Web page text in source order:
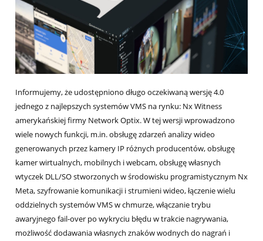
Informujemy, że udostępniono długo oczekiwaną wersję 4.0
jednego z najlepszych systemów VMS na rynku: Nx Witness
amerykańskiej firmy Network Optix. W tej wersji wprowadzono
wiele nowych funkcji, m.in. obsługę zdarzeń analizy wideo
generowanych przez kamery IP różnych producentów, obsługę
kamer wirtualnych, mobilnych i webcam, obsługę własnych
wtyczek DLL/SO stworzonych w środowisku programistycznym Nx
Meta, szyfrowanie komunikacji i strumieni wideo, łączenie wielu
oddzielnych systemów VMS w chmurze, włączanie trybu
awaryjnego fail-over po wykryciu błędu w trakcie nagrywania,
możliwość dodawania własnych znaków wodnych do nagrań i